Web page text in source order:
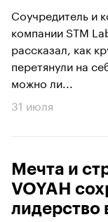
Соучредитель и
компании STM
рассказал, как
перетянули на
можно ли...
31 июля
Мечта и
VOYAH
лидерcтво